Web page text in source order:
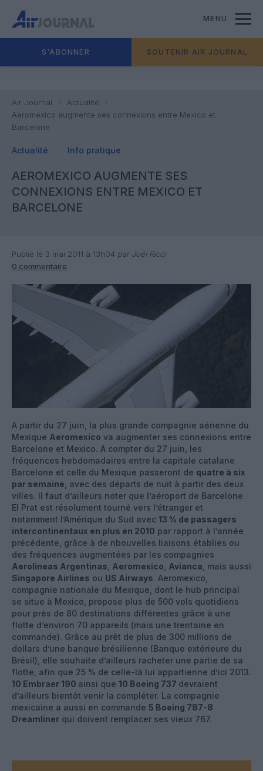
MENU
S'ABONNER SOUTENIR AIR JOURNAL
Air Journal
Actualité
Aeromexico augmente ses connexions entre Mexico et
Barcelone
Actualité Info pratique
AEROMEXICO AUGMENTE SES
CONNEXIONS ENTRE MEXICO ET
BARCELONE
Publié le 3 mai 2011 à 13h04 par Joël Ricci
0 commentaire
A partir du 27 juin, la plus grande compagnie aérienne du
Mexique Aeromexico va augmenter ses connexions entre
Barcelone et Mexico. A compter du 27 juin, les
fréquences hebdomadaires entre la capitale catalane
Barcelone et celle du Mexique passeront de quatre à six
par semaine , avec des départs de nuit à partir des deux
villes. Il faut d’ailleurs noter que l’aéroport de Barcelone
El Prat est résolument tourné vers l’étranger et
notamment l’Amérique du Sud avec 13 % de passagers
intercontinentaux en plus en 2010 par rapport à l’année
précédente, grâce à de nbouvelles liaisons établies ou
des fréquences augmentées par les compagnies
Aerolineas Argentinas Aeromexico Avianca , mais aussi
Singapore Airlines ou US Airways. Aeromexico,
compagnie nationale du Mexique, dont le hub principal
se situe à Mexico, propose plus de 500 vols quotidiens
pour près de 80 destinations différentes grâce à une
flotte d’environ 70 appareils (mais une trentaine en
commande). Grâce au prêt de plus de 300 millions de
dollars d’une banque brésilienne (Banque extérieure du
Brésil), elle souhaite d’ailleurs racheter une partie de sa
flotte, afin que 25 % de celle-là lui appartienne d’ici 2013.
10 Embraer 190 ainsi que 10 Boeing 737 devraient
d’ailleurs bientôt venir la compléter. La compagnie
mexicaine a aussi en commande 5 Boeing 787-8
Dreamliner qui doivent remplacer ses vieux 767.